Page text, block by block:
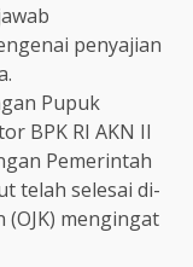
penyajian
Pupuk
BPK RI AKN II
Pemerintah
telah selesai di-
(OJK) mengingat